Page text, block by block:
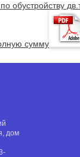
обустройству
сумму
дом